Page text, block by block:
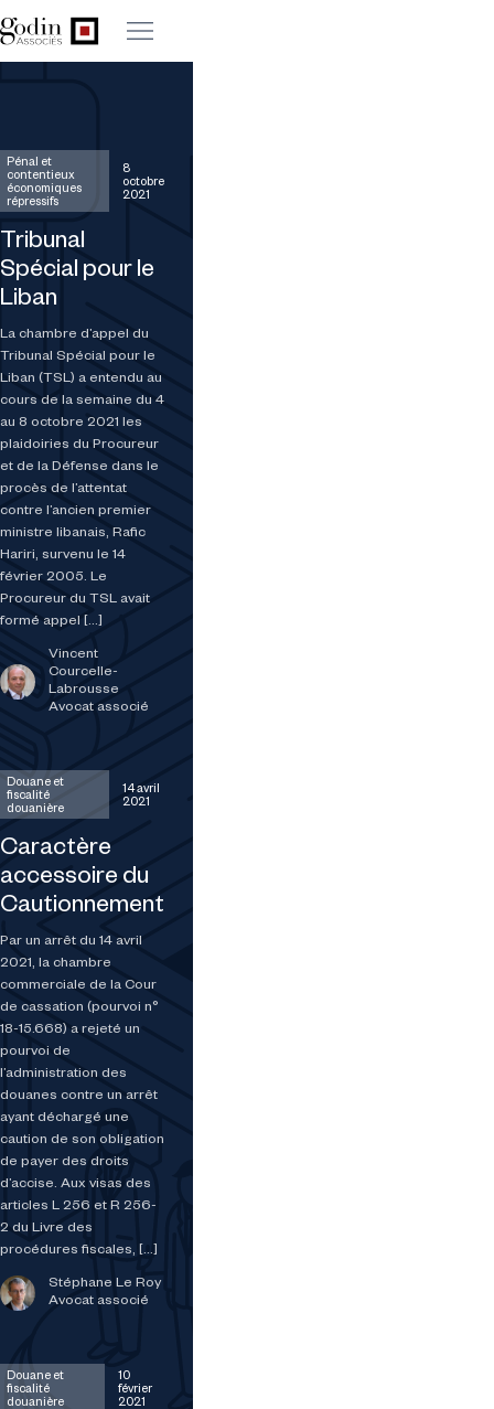
Tribunal
Spécial pour le
Liban
La chambre d’appel du
Tribunal Spécial pour le
Liban (TSL) a entendu au
cours de la semaine du 4
au 8 octobre 2021 les
plaidoiries du Procureur
et de la Défense dans le
procès de l’attentat
contre l’ancien premier
ministre libanais, Rafic
Hariri, survenu le 14
février 2005. Le
Procureur du TSL avait
formé appel […]
Vincent
Courcelle-
Labrousse
Avocat associé
Pénal et
contentieux
économiques
répressifs
8
octobre
2021
Caractère
accessoire du
Cautionnement
Par un arrêt du 14 avril
2021, la chambre
commerciale de la Cour
de cassation (pourvoi n°
18-15.668) a rejeté un
pourvoi de
l’administration des
douanes contre un arrêt
ayant déchargé une
caution de son obligation
de payer des droits
d’accise. Aux visas des
articles L 256 et R 256-
2 du Livre des
procédures fiscales, […]
Stéphane Le Roy
Avocat associé
Douane et
fiscalité
douanière
14 avril
2021
Douane et
fiscalité
douanière
10
février
2021